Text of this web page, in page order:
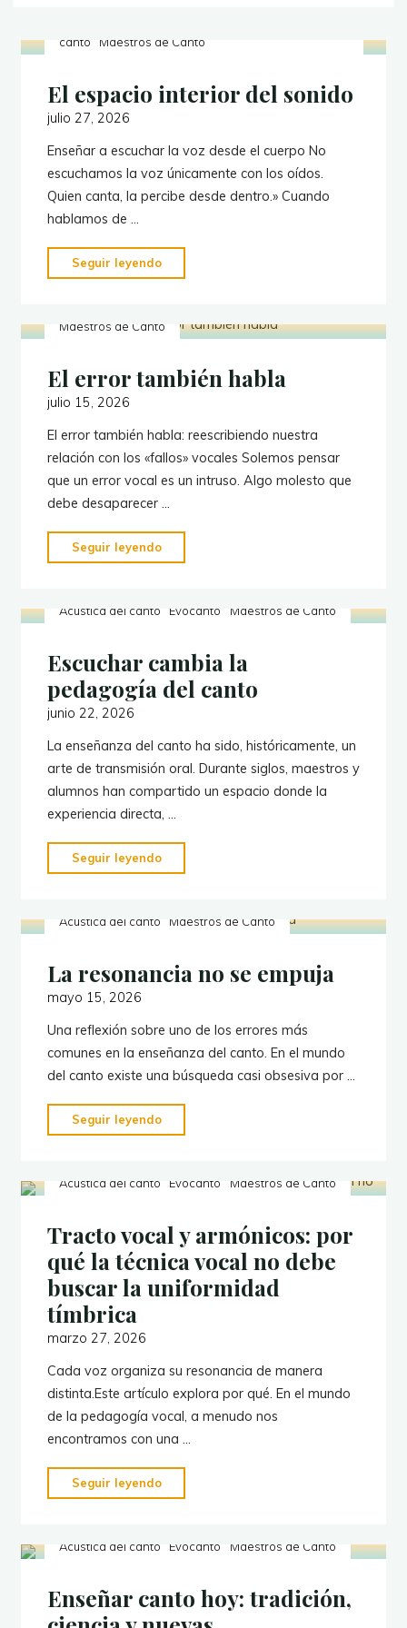
canto
Maestros de Canto
El espacio interior del sonido
julio 27, 2026
Enseñar a escuchar la voz desde el cuerpo No
escuchamos la voz únicamente con los oídos.
Quien canta, la percibe desde dentro.» Cuando
hablamos de …
Seguir leyendo
del
Maestros de Canto
El error también habla
julio 15, 2026
El error también habla: reescribiendo nuestra
relación con los «fallos» vocales Solemos pensar
que un error vocal es un intruso. Algo molesto que
debe desaparecer …
Seguir leyendo
habla"
Acústica del canto Evocanto Maestros de Canto
Escuchar cambia la
pedagogía del canto
junio 22, 2026
La enseñanza del canto ha sido, históricamente, un
arte de transmisión oral. Durante siglos, maestros y
alumnos han compartido un espacio donde la
experiencia directa, …
Seguir leyendo
pedagogía
canto"
Acústica del canto Maestros de Canto
La resonancia no se empuja
mayo 15, 2026
Una reflexión sobre uno de los errores más
comunes en la enseñanza del canto. En el mundo
del canto existe una búsqueda casi obsesiva por …
Seguir leyendo
se
Acústica del canto Evocanto Maestros de Canto
Tracto vocal y armónicos: por
qué la técnica vocal no debe
buscar la uniformidad
tímbrica
marzo 27, 2026
Cada voz organiza su resonancia de manera
distinta.Este artículo explora por qué. En el mundo
de la pedagogía vocal, a menudo nos
encontramos con una …
Seguir leyendo
armónicos:
qué
Acústica del canto Evocanto Maestros de Canto
Enseñar canto hoy: tradición,